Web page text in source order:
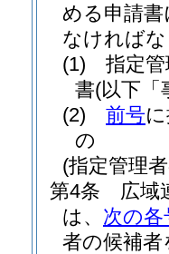
める申請
なければ
(1)
指定
書(以下「
(2)
前号
の
(指定管理
第4条
広域
は、 次の各
者の候補